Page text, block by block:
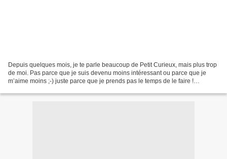
Depuis quelques mois, je te parle beaucoup de Petit Curieux, mais plus trop
de moi. Pas parce que je suis devenu moins intéressant ou parce que je
m’aime moins ;-) juste parce que je prends pas le temps de le faire !